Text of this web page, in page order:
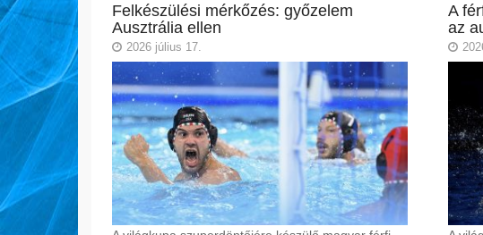
Felkészülési mérkőzés: győzelem
Ausztrália ellen
2026 július 17.
A
az